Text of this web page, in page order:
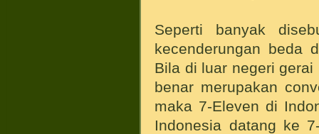
Seperti banyak
kecenderungan beda
Bila di luar negeri
benar merupakan
maka 7-Eleven di
Indonesia datang ke